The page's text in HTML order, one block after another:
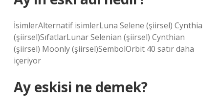
İsimlerAlternatif isimlerLuna Selene (şiirsel) Cynthia
(şiirsel)SıfatlarLunar Selenian (şiirsel) Cynthian
(şiirsel) Moonly (şiirsel)SembolOrbit 40 satır daha
içeriyor
Ay eskisi ne demek?